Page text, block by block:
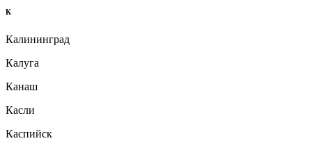
К
Калининград
Калуга
Канаш
Касли
Каспийск